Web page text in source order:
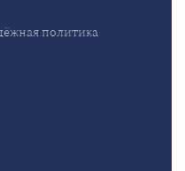
политика